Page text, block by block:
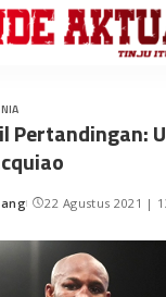
Pertandingan:
22 Agustus 2021 |